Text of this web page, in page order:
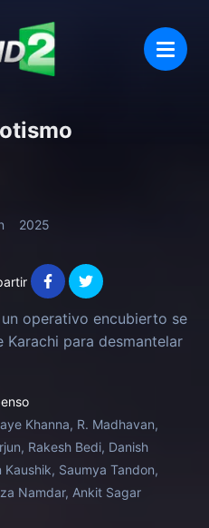
2025
operativo encubierto se
para desmantelar
Khanna, R. Madhavan,
Rakesh Bedi, Danish
Saumya Tandon,
Namdar, Ankit Sagar